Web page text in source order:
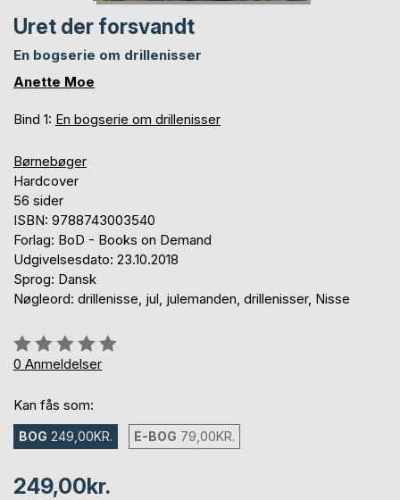
Uret der forsvandt
En bogserie om drillenisser
Anette Moe
Bind 1: En bogserie om drillenisser
Børnebøger
Hardcover
56 sider
ISBN: 9788743003540
Forlag: BoD - Books on Demand
Udgivelsesdato: 23.10.2018
Sprog: Dansk
Nøgleord: drillenisse, jul, julemanden, drillenisser, Nisse
Anmeldelse::
0%
0 Anmeldelser
Kan fås som:
BOG 249,00KR. E-BOG 79,00KR.
249,00kr.